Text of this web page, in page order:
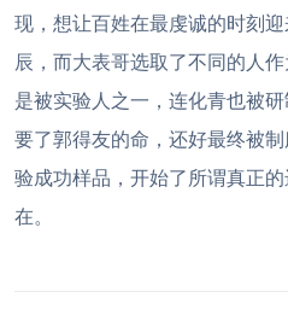
现，想让百姓在最虔诚的时刻
辰，而大表哥选取了不同的人
是被实验人之一，连化青也被
要了郭得友的命，还好最终被
验成功样品，开始了所谓真正
在。